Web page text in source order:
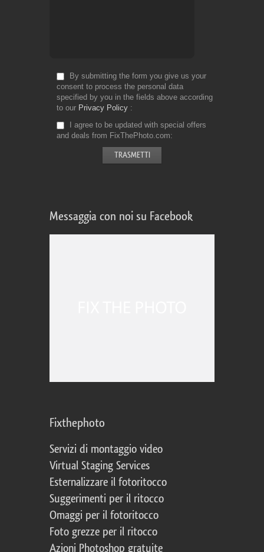
By submitting the form you give us your
consent to process the personal data
specified by you in the fields above according
to our Privacy Policy
I agree to be updated with special offers
and deals from FixThePhoto.com
Messaggia con noi su Facebook
Fixthephoto
Servizi di montaggio video
Virtual Staging Services
Esternalizzare il fotoritocco
Suggerimenti per il ritocco
Omaggi per il fotoritocco
Foto grezze per il ritocco
Azioni Photoshop gratuite